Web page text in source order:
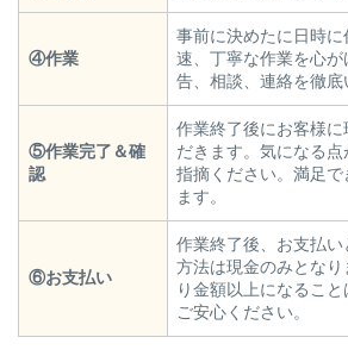
④作業
事前に決めたに日時
速、丁寧な作業を心
告、相談、連絡を徹底
⑤作業完了＆確
認
作業終了後にお客様
だきます。気になる
指摘ください。満足
ます。
⑥お支払い
作業終了後、お支払
方法は現金のみとな
り金額以上になること
ご安心ください。